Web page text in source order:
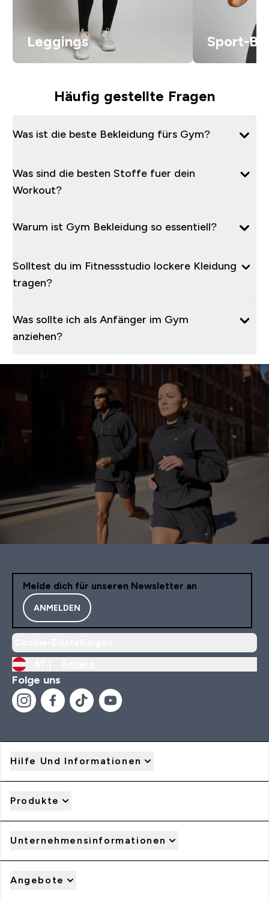
Leggings Sport-
Häufig gestellte Fragen
Was ist die beste Bekleidung fürs Gym?
Was sind die besten Stoffe fuer dein
Workout?
Warum ist Gym Bekleidung so essentiell?
Solltest du im Fitnessstudio lockere Kleidung
tragen?
Was sollte ich als Anfänger im Gym
anziehen?
Melde dich für unseren Newsletter an
ANMELDEN
Folge uns
Hilfe Und Informationen
Produkte
Unternehmensinformationen
Angebote